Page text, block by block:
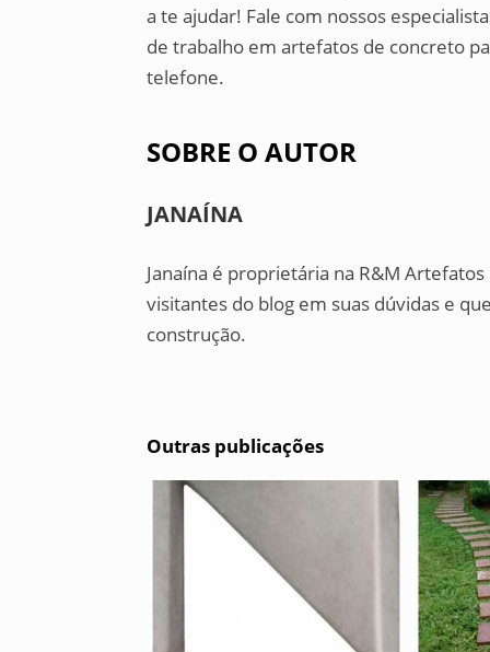
a te ajudar! Fale com nossos
de trabalho em artefatos de concreto
telefone.
SOBRE O AUTOR
JANAÍNA
Janaína é proprietária na R&M
visitantes do blog em suas dúvidas e
construção.
Outras publicações